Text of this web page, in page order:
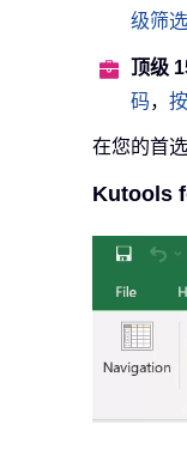
级筛选
顶级
码，
在您的首
Kutools